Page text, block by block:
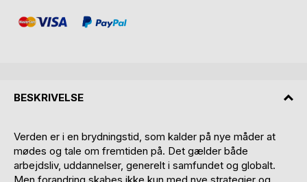
BESKRIVELSE
Verden er i en brydningstid, som kalder på nye måder at
mødes og tale om fremtiden på. Det gælder både
arbejdsliv, uddannelser, generelt i samfundet og globalt.